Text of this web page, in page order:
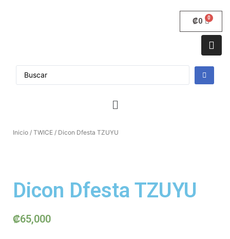
₡0
Inicio / TWICE / Dicon Dfesta TZUYU
Dicon Dfesta TZUYU
₡65,000